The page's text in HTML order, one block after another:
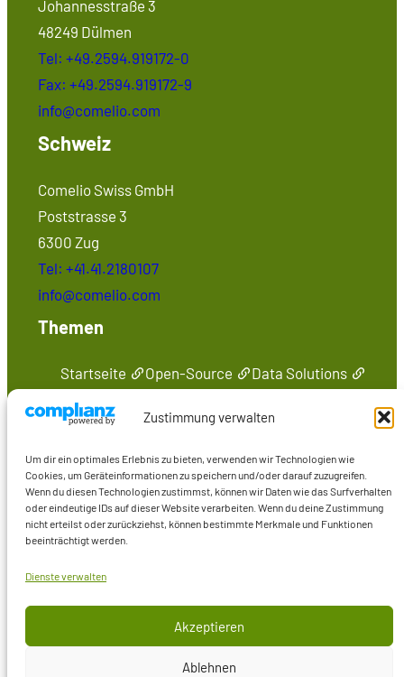
Zustimmung verwalten
Um dir ein optimales Erlebnis zu bieten, verwenden wir Technologien wie
Cookies, um Geräteinformationen zu speichern und/oder darauf zuzugreifen.
Wenn du diesen Technologien zustimmst, können wir Daten wie das Surfverhalten
oder eindeutige IDs auf dieser Website verarbeiten. Wenn du deine Zustimmung
nicht erteilst oder zurückziehst, können bestimmte Merkmale und Funktionen
beeinträchtigt werden.
Dienste verwalten
Akzeptieren
Ablehnen
Johannesstraße 3
48249 Dülmen
Tel: +49.2594.919172-0
Fax: +49.2594.919172-9
info@comelio.com
Schweiz
Comelio Swiss GmbH
Poststrasse 3
6300 Zug
Tel: +41.41.2180107
info@comelio.com
Themen
Startseite Open-Source
Data Solutions
Präsenzen im Web
Marcus Wiederstein
Marco Skulschus
Seminare
Medien